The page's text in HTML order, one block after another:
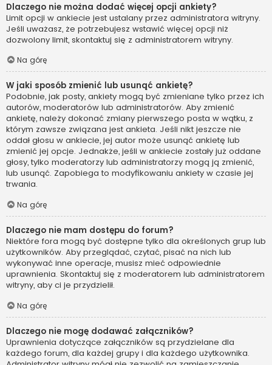
Dlaczego nie można dodać więcej opcji ankiety?
Limit opcji w ankiecie jest ustalany przez administratora witryny.
Jeśli uważasz, że potrzebujesz wstawić więcej opcji niż
dozwolony limit, skontaktuj się z administratorem witryny.
Na górę
W jaki sposób zmienić lub usunąć ankietę?
Podobnie, jak posty, ankiety mogą być zmieniane tylko przez ich
autorów, moderatorów lub administratorów. Aby zmienić
ankietę, należy dokonać zmiany pierwszego posta w wątku, z
którym zawsze związana jest ankieta. Jeśli nikt jeszcze nie
oddał głosu w ankiecie, jej autor może usunąć ankietę lub
zmienić jej opcje. Jednakże, jeśli w ankiecie zostały już oddane
głosy, tylko moderatorzy lub administratorzy mogą ją zmienić,
lub usunąć. Zapobiega to modyfikowaniu ankiety w czasie jej
trwania.
Na górę
Dlaczego nie mam dostępu do forum?
Niektóre fora mogą być dostępne tylko dla określonych grup lub
użytkowników. Aby przeglądać, czytać, pisać na nich lub
wykonywać inne operacje, musisz mieć odpowiednie
uprawnienia. Skontaktuj się z moderatorem lub administratorem
witryny, aby ci je przydzielił.
Na górę
Dlaczego nie mogę dodawać załączników?
Uprawnienia dotyczące załączników są przydzielane dla
każdego forum, dla każdej grupy i dla każdego użytkownika.